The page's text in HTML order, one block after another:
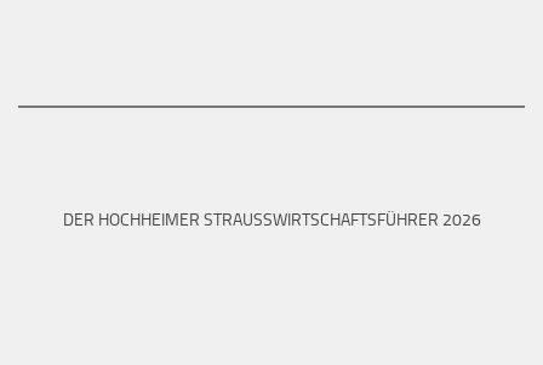
DER HOCHHEIMER STRAUSSWIRTSCHAFTSFÜHRER 2026